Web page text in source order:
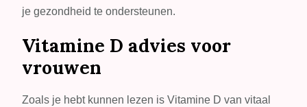
je gezondheid te ondersteunen.
Vitamine D advies voor
vrouwen
Zoals je hebt kunnen lezen is Vitamine D van vitaal